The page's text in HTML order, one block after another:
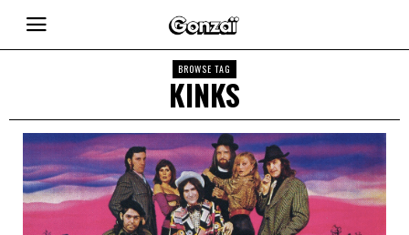
BROWSE TAG
KINKS